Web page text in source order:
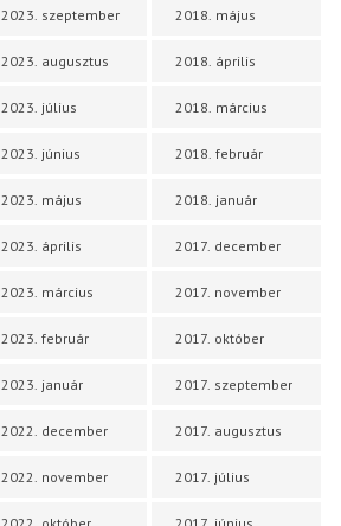
2023. szeptember
2023. augusztus
2023. július
2023. június
2023. május
2023. április
2023. március
2023. február
2023. január
2022. december
2022. november
2018. május
2018. április
2018. március
2018. február
2018. január
2017. december
2017. november
2017. október
2017. szeptember
2017. augusztus
2017. július